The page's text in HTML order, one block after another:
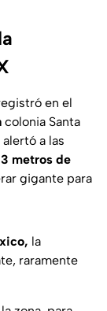
en el
colonia Santa
a las
3 metros de
gigante para
la
raramente